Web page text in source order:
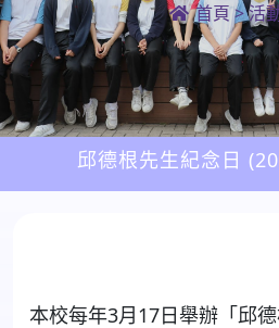
首頁 >活
邱德根先生紀念日
本校每年3月17日舉辦「邱